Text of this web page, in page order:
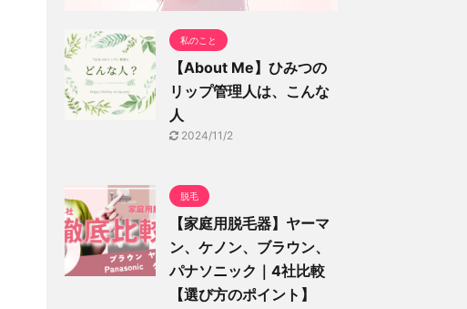
私のこと
【About Me】ひみつの
リップ管理人は、こんな
人
2024/11/2
脱毛
【家庭用脱毛器】ヤーマ
ン、ケノン、ブラウン、
パナソニック｜4社比較
【選び方のポイント】